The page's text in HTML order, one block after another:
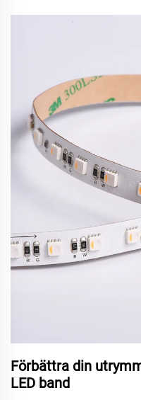
Förbättra din
LED band